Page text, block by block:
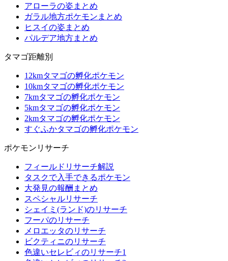
アローラの姿まとめ
ガラル地方ポケモンまとめ
ヒスイの姿まとめ
パルデア地方まとめ
タマゴ距離別
12kmタマゴの孵化ポケモン
10kmタマゴの孵化ポケモン
7kmタマゴの孵化ポケモン
5kmタマゴの孵化ポケモン
2kmタマゴの孵化ポケモン
すぐふかタマゴの孵化ポケモン
ポケモンリサーチ
フィールドリサーチ解説
タスクで入手できるポケモン
大発見の報酬まとめ
スペシャルリサーチ
シェイミ(ランド)のリサーチ
フーパのリサーチ
メロエッタのリサーチ
ビクティニのリサーチ
色違いセレビィのリサーチ1